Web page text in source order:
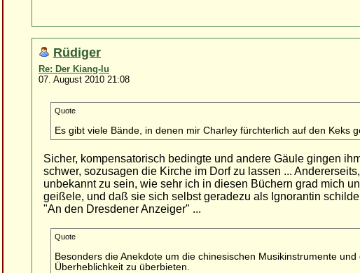
Rüdiger
Re: Der Kiang-lu
07. August 2010 21:08
Quote
Es gibt viele Bände, in denen mir Charley fürchterlich auf den Keks
Sicher, kompensatorisch bedingte und andere Gäule gingen
schwer, sozusagen die Kirche im Dorf zu lassen ...
unbekannt zu sein, wie sehr ich in diesen Büchern grad mich
geißele, und daß sie sich selbst geradezu als Ignorantin
"An den Dresdener Anzeiger" ...
Quote
Besonders die Anekdote um die chinesischen Musikinstrumente
Überheblichkeit zu überbieten.